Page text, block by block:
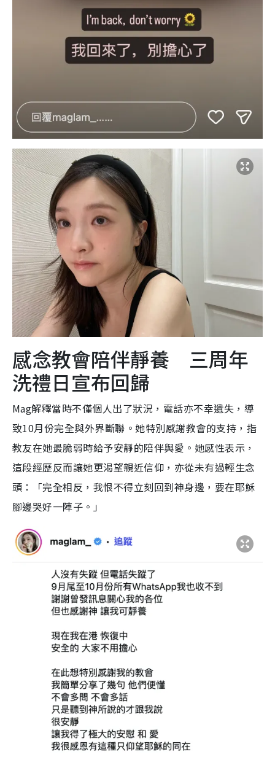
感念教會陪伴靜養 三周年
洗禮日宣布回歸
Mag解釋當時不僅個人出了狀況，電話亦不幸遺失，導
致10月份完全與外界斷聯。她特別感謝教會的支持，指
教友在她最脆弱時給予安靜的陪伴與愛。她感性表示，
這段經歷反而讓她更渴望親近信仰，亦從未有過輕生念
頭：「完全相反，我恨不得立刻回到神身邊，要在耶穌
腳邊哭好一陣子。」